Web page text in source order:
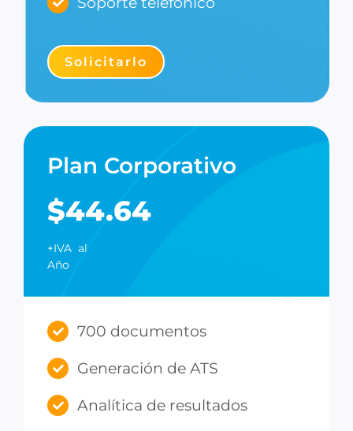
Solicitarlo
Plan Corporativo
$44.64
+IVA al
Año
700 documentos
Generación de ATS
Analítica de resultados